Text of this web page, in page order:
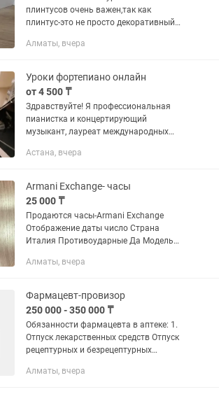
плинтусов очень важен,так как
плинтус-это не просто декоративный
которого зависит красота вашего
Алматы, вчера
Уроки фортепиано онлайн
от 4 500 ₸
Здравствуйте! Я профессиональная
пианистка и концертирующий
музыкант, лауреат международных
магистратуру в Российской академии
прохожу...
Астана, вчера
Armani Exchange- часы
25 000 ₸
Продаются часы-Armani Exchange
Отображение даты число Страна
Италия Противоударные Да Модель
WR500 (50 атм) Форма круг Материал
Материал...
Алматы, вчера
Фармацевт-провизор
250 000 - 350 000 ₸
Обязанности фармацевта в аптеке: 1.
Отпуск лекарственных средств Отпуск
рецептурных и безрецептурных
Консультирование покупателей
Алматы, вчера